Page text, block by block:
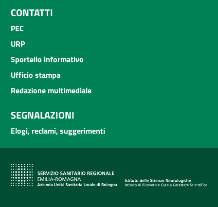
CONTATTI
PEC
URP
Sportello informativo
Ufficio stampa
Redazione multimediale
SEGNALAZIONI
Elogi, reclami, suggerimenti